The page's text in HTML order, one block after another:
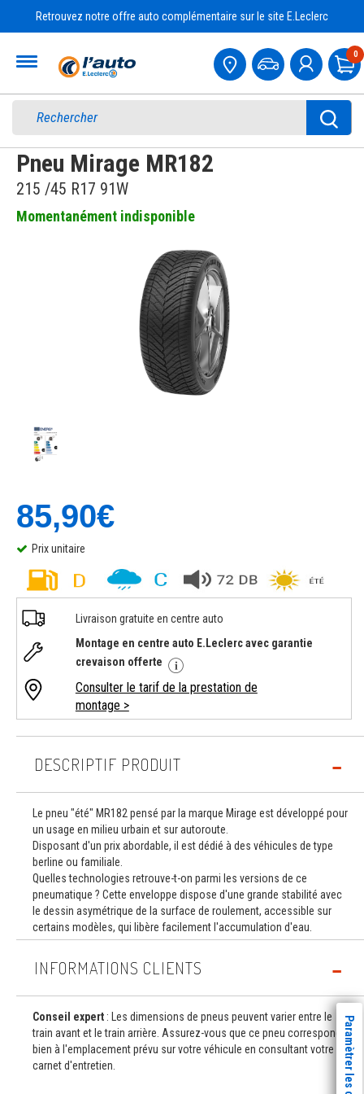
Retrouvez notre offre auto complémentaire sur le site E.Leclerc
0
Pneu Mirage MR182
215 /45 R17 91W
Momentanément indisponible
85,90€
Prix unitaire
Livraison gratuite en centre auto
Montage en centre auto E.Leclerc avec garantie
crevaison offerte
Consulter le tarif de la prestation de
montage >
DESCRIPTIF PRODUIT
Le pneu "été" MR182 pensé par la marque Mirage est développé pour
un usage en milieu urbain et sur autoroute.
Disposant d'un prix abordable, il est dédié à des véhicules de type
berline ou familiale.
Quelles technologies retrouve-t-on parmi les versions de ce
pneumatique ? Cette enveloppe dispose d'une grande stabilité avec
le dessin asymétrique de la surface de roulement, accessible sur
certains modèles, qui libère facilement l'accumulation d'eau.
INFORMATIONS CLIENTS
Conseil expert : Les dimensions de pneus peuvent varier entre le
train avant et le train arrière. Assurez-vous que ce pneu correspond
bien à l'emplacement prévu sur votre véhicule en consultant votre
carnet d'entretien.